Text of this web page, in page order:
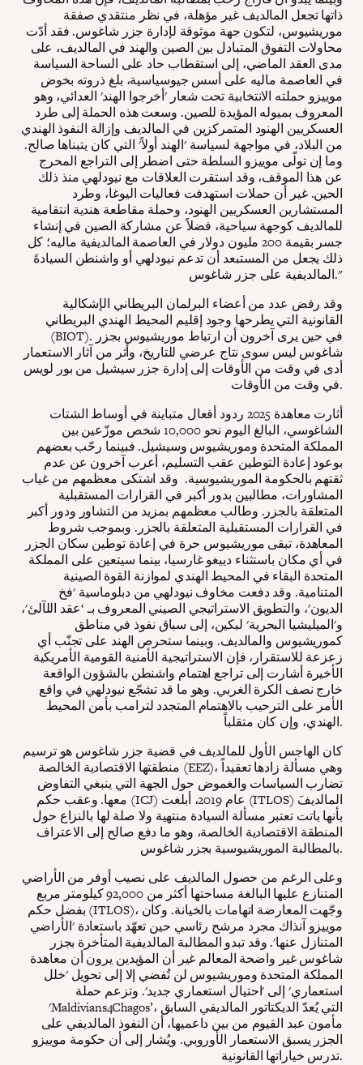
ذاتها تجعل المالديف غير مؤهلة، في نظر منتقدي صفقة
موريشيوس، لتكون جهة موثوقة لإدارة جزر شاغوس. فقد أدّت
محاولات التفوق المتبادل بين الصين والهند في المالديف، على
مدى العقد الماضي، إلى استقطاب حاد على الساحة السياسة
في العاصمة ماليه على أسس جيوسياسية، بلغ ذروته بخوض
موييزو حملته الانتخابية تحت شعار 'أخرجوا الهند' العدائي، وهو
المعروف بميوله المؤيدة للصين. وسعت هذه الحملة إلى طرد
العسكريين الهنود المتمركزين في المالديف وإزالة النفوذ الهندي
من البلاد، في مواجهة لسياسة 'الهند أولاً' التي كان يتبناها صالح.
وما إن تولّى موييزو السلطة حتى اضطر إلى التراجع المحرج
عن هذا الموقف، وقد استقرت العلاقات مع نيودلهي منذ ذلك
الحين. غير أن حملات استهدفت فعاليات اليوغا، وطرد
المستشارين العسكريين الهنود، وحملة مقاطعة هندية انتقامية
للمالديف كوجهة سياحية، فضلاً عن مشاركة الصين في إنشاء
جسر بقيمة 200 مليون دولار في العاصمة المالديفية ماليه؛ كل
ذلك يجعل من المستبعد أن تدعم نيودلهي أو واشنطن السيادةَ
المالديفية على جزر شاغوس."
وقد رفض عدد من أعضاء البرلمان البريطاني الإشكالية
القانونية التي يطرحها وجود إقليم المحيط الهندي البريطاني
(BIOT). في حين يرى آخرون أن ارتباط موريشيوس بجزر
شاغوس ليس سوى نتاج عرضي للتاريخ، وأثر من آثار الاستعمار
أدى في وقت من الأوقات إلى إدارة جزر سيشيل من بور لويس
في وقت من الأوقات.
أثارت معاهدة 2025 ردود أفعال متباينة في أوساط الشتات
الشاغوسي، البالغ اليوم نحو 10,000 شخص موزّعين بين
المملكة المتحدة وموريشيوس وسيشيل. فبينما رحّب بعضهم
بوعود إعادة التوطين عقب التسليم، أعرب آخرون عن عدم
ثقتهم بالحكومة الموريشيوسية. وقد اشتكى معظمهم من غياب
المشاورات، مطالبين بدور أكبر في القرارات المستقبلية
المتعلقة بالجزر. وطالب معظمهم بمزيد من التشاور ودور أكبر
في القرارات المستقبلية المتعلقة بالجزر. وبموجب شروط
المعاهدة، تبقى موريشيوس حرة في إعادة توطين سكان الجزر
في أي مكان باستثناء دييغو غارسيا، بينما سيتعين على المملكة
المتحدة البقاء في المحيط الهندي لموازنة القوة الصينية
المتنامية. وقد دفعت مخاوف نيودلهي من دبلوماسية 'فخ
الديون'، والتطويق الاستراتيجي الصيني المعروف بـ ‘عقد اللآلئ'،
و'الميليشيا البحرية' لبكين، إلى سباق نفوذ في مناطق
كموريشيوس والمالديف. وبينما ستحرص الهند على تجنّب أي
زعزعة للاستقرار، فإن الاستراتيجية الأمنية القومية الأمريكية
الأخيرة أشارت إلى تراجع اهتمام واشنطن بالشؤون الواقعة
خارج نصف الكرة الغربي. وهو ما قد تشجّع نيودلهي في واقع
الأمر على الترحيب بالاهتمام المتجدد لترامب بأمن المحيط
الهندي، وإن كان متقلباً.
كان الهاجس الأول للمالديف في قضية جزر شاغوس هو ترسيم
منطقتها الاقتصادية الخالصة (EEZ)، وهي مسألة زادها تعقيداً
تضارب السياسات والغموض حول الجهة التي ينبغي التفاوض
معها. وعقب حكم (ICJ) عام 2019، أبلغت (ITLOS) المالديفَ
بأنها باتت تعتبر مسألة السيادة منتهية ولا صلة لها بالنزاع حول
المنطقة الاقتصادية الخالصة، وهو ما دفع صالح إلى الاعتراف
بالمطالبة الموريشيوسية بجزر شاغوس.
وعلى الرغم من حصول المالديف على نصيب أوفر من الأراضي
المتنازع عليها البالغة مساحتها أكثر من 92,000 كيلومتر مربع
بفضل حكم (ITLOS)، وجّهت المعارضة اتهامات بالخيانة. وكان
موييزو آنذاك مجرد مرشح رئاسي حين تعهّد باستعادة 'الأراضي
المتنازل عنها'. وقد تبدو المطالبة المالديفية المتأخرة بجزر
شاغوس غير واضحة المعالم غير أن المؤيدين يرون أن معاهدة
المملكة المتحدة وموريشيوس لن تُفضي إلا إلى تحويل 'خلل
استعماري' إلى 'احتيال استعماري جديد'. وتزعم حملة
'Maldivians4Chagos’، التي يُعدّ الديكتاتور المالديفي السابق
مأمون عبد القيوم من بين داعميها، أن النفوذ المالديفي على
الجزر يسبق الاستعمار الأوروبي. ويُشار إلى أن حكومة موييزو
تدرس خياراتها القانونية.